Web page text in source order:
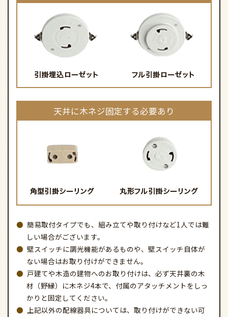
天井に木ネジ固定する必要あり
簡易取付タイプでも、組み立てや取り付けなど1人では難
しい場合がございます。
壁スイッチに調光機能があるものや、壁スイッチ自体が
ない場合はお取り付けができません。
戸建てや木造の建物へのお取り付けは、必ず天井裏の木
材（野縁）に木ネジ4本で、付属のアタッチメントをしっ
かりと固定してください。
上記以外の配線器具については、取り付けができない可